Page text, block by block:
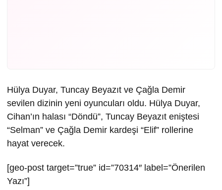
Hülya Duyar, Tuncay Beyazıt ve Çağla Demir
sevilen dizinin yeni oyuncuları oldu. Hülya Duyar,
Cihan’ın halası “Döndü”, Tuncay Beyazıt eniştesi
“Selman” ve Çağla Demir kardeşi “Elif” rollerine
hayat verecek.
[geo-post target=”true” id=”70314″ label=”Önerilen
Yazı”]